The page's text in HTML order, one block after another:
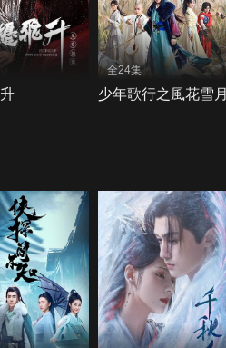
全24集
少年歌行之風花雪月